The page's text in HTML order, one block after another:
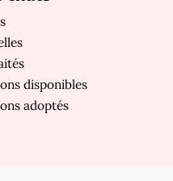
disponibles
adoptés